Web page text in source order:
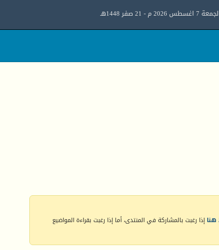
7 اغسطس 2026 م - 21 صفر 1448هـ
هنا إذا رغبت بالمشاركة في المنتدى، أما إذا رغبت بقراءة المواضيع